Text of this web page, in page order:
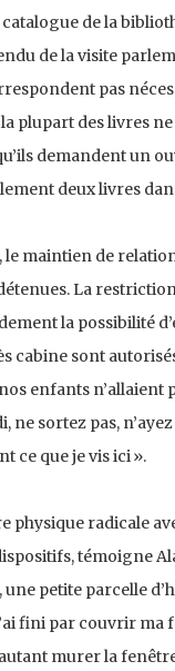
de la
de la visite
pas
plupart des livres
demandent un
deux livres
maintien de
La
la possibilité
cabine sont
enfants n’allaient
ne sortez pas,
ce que je vis ici ».
physique radicale
témoigne
petite parcelle
fini par couvrir
murer la